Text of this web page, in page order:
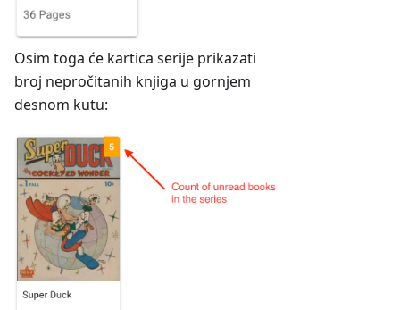
Osim toga će kartica serije prikazati
broj nepročitanih knjiga u gornjem
desnom kutu: